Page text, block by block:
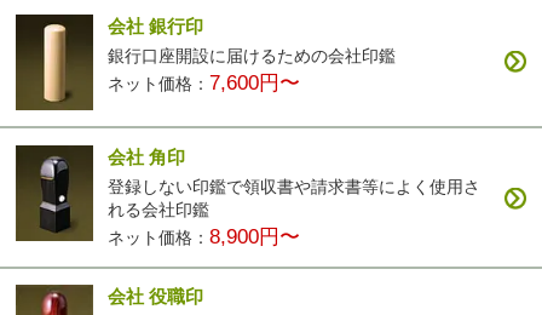
会社 銀行印
銀行口座開設に届けるための会社印鑑
ネット価格： 7,600円〜
会社 角印
登録しない印鑑で領収書や請求書等によく使用さ
れる会社印鑑
ネット価格：8,900円〜
会社 役職印